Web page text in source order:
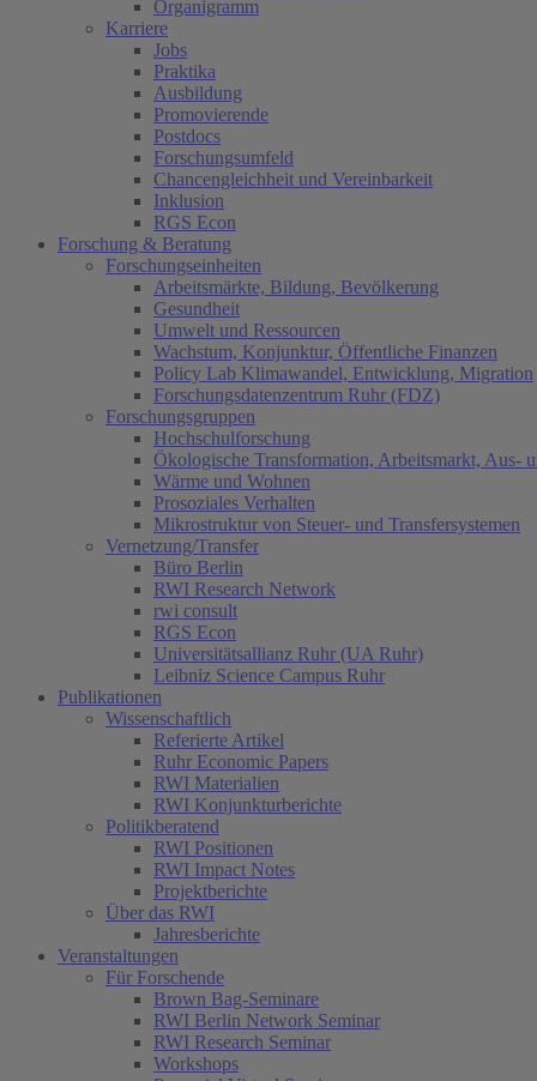
Organigramm
Karriere
Jobs
Praktika
Ausbildung
Promovierende
Postdocs
Forschungsumfeld
Chancengleichheit und Vereinbarkeit
Inklusion
RGS Econ
Forschung & Beratung
Forschungseinheiten
Arbeitsmärkte, Bildung, Bevölkerung
Gesundheit
Umwelt und Ressourcen
Wachstum, Konjunktur, Öffentliche Finanzen
Policy Lab Klimawandel, Entwicklung, Migration
Forschungsdatenzentrum Ruhr (FDZ)
Forschungsgruppen
Hochschulforschung
Ökologische Transformation, Arbeitsmarkt, Aus-
Wärme und Wohnen
Prosoziales Verhalten
Mikrostruktur von Steuer- und Transfersystemen
Vernetzung/Transfer
Büro Berlin
RWI Research Network
rwi consult
RGS Econ
Universitätsallianz Ruhr (UA Ruhr)
Leibniz Science Campus Ruhr
Publikationen
Wissenschaftlich
Referierte Artikel
Ruhr Economic Papers
RWI Materialien
RWI Konjunkturberichte
Politikberatend
RWI Positionen
RWI Impact Notes
Projektberichte
Über das RWI
Jahresberichte
Veranstaltungen
Für Forschende
Brown Bag-Seminare
RWI Berlin Network Seminar
RWI Research Seminar
Workshops